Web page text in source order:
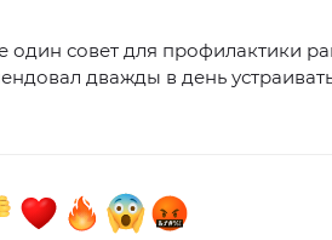
один совет для профилактики
дважды в день